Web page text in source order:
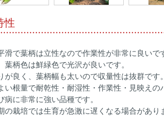
性
滑で葉柄は立性なので作業性が非常に良いで
葉柄色は鮮緑色で光沢が良いです。
が良く、葉柄幅も太いので収量性は抜群です。
い根量で耐乾性・耐湿性・作業性・見映えの
病に非常に強い品種です。
の栽培では生育が急激に遅くなる場合があ